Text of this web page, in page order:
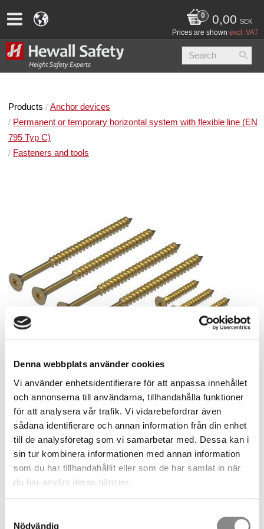
Denna webbplats använder cookies
Vi använder enhetsidentifierare för att anpassa innehållet
och annonserna till användarna, tillhandahålla funktioner
för att analysera vår trafik. Vi vidarebefordrar även
sådana identifierare och annan information från din enhet
till de analysföretag som vi samarbetar med. Dessa kan i
sin tur kombinera informationen med annan information
som du har tillhandahållit eller som de har samlat in när
du har använt deras tjänster.
Nödvändig
0,00 SEK
Prices are shown excl. VAT
Products
Anchor devices
Permanent or temporary horizontal system with flexible line (EN
795 Typ C)
Fasteners and tools
188,00 SEK
Quantity
pc.